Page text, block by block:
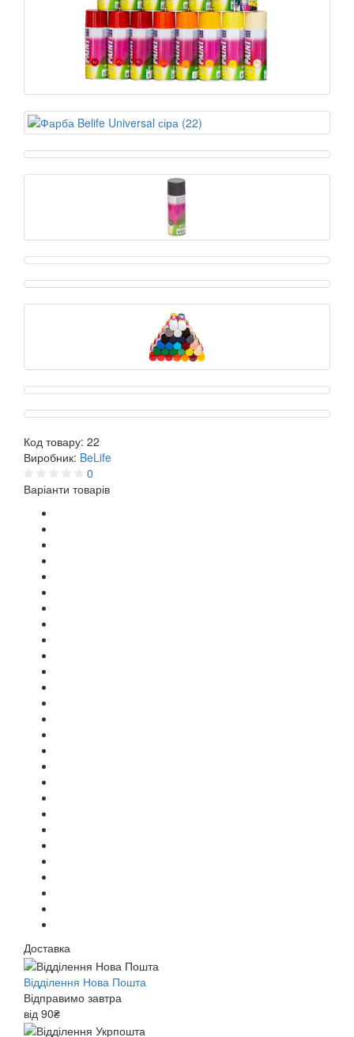
Код товару: 22
Виробник: BeLife
0
Варіанти товарів
Доставка
Відділення Нова Пошта
Відправимо завтра
від 90₴